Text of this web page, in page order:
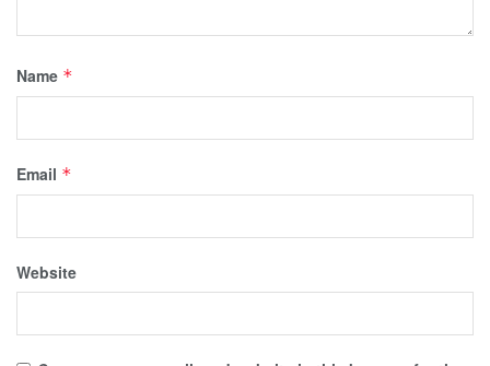
Name *
Email *
Website